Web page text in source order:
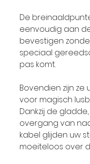
De
eenvoudig aan
bevestigen
speciaal
pas komt.
Bovendien zijn ze
voor magisch
Dankzij de
overgang van
kabel glijden uw
moeiteloos over